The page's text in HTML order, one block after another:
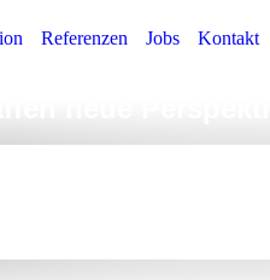
Referenzen Jobs
Kontakt